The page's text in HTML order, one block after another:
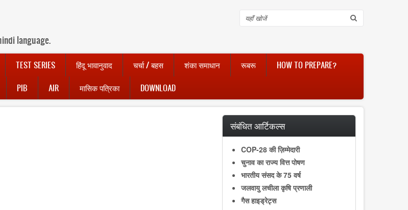
language.
Search
TEST SERIES हिंदू भावानुवाद चर्चा / बहस शंका समाधान रूबरू HOW TO PREPARE?
PIB AIR मासिक पत्रिका DOWNLOAD
संबंधित आर्टिकल्स
COP-28 की ज़िम्मेदारी
चुनाव का राज्य वित्त पोषण
भारतीय संसद के 75 वर्ष
जलवायु लचीला कृषि प्रणाली
गैस हाइड्रेट्स